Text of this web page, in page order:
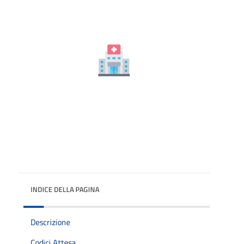
INDICE DELLA PAGINA
Descrizione